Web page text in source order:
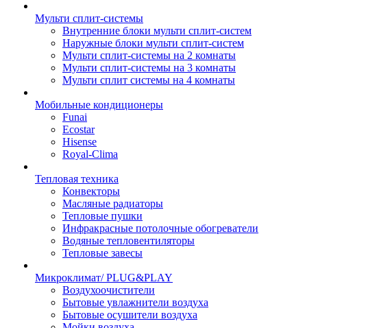
Мульти сплит-системы
Внутренние блоки мульти сплит-систем
Наружные блоки мульти сплит-систем
Мульти сплит-системы на 2 комнаты
Мульти сплит-системы на 3 комнаты
Мульти сплит системы на 4 комнаты
Мобильные кондиционеры
Funai
Ecostar
Hisense
Royal-Clima
Тепловая техника
Конвекторы
Масляные радиаторы
Тепловые пушки
Инфракрасные потолочные обогреватели
Водяные тепловентиляторы
Тепловые завесы
Микроклимат/ PLUG&PLAY
Воздухоочистители
Бытовые увлажнители воздуха
Бытовые осушители воздуха